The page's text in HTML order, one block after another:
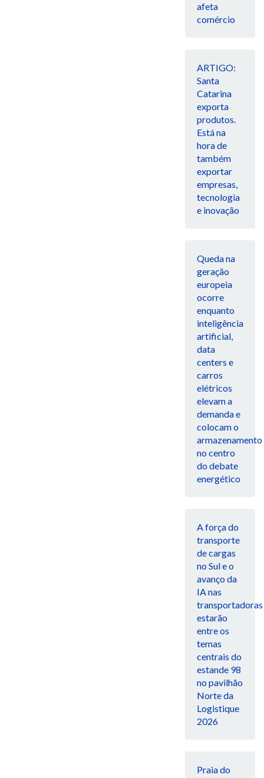
afeta
comércio
ARTIGO:
Santa
Catarina
exporta
produtos.
Está na
hora de
também
exportar
empresas,
tecnologia
e inovação
Queda na
geração
europeia
ocorre
enquanto
inteligência
artificial,
data
centers e
carros
elétricos
elevam a
demanda e
colocam o
armazenamento
no centro
do debate
energético
A força do
transporte
de cargas
no Sul e o
avanço da
IA nas
transportadoras
estarão
entre os
temas
centrais do
estande 98
no pavilhão
Norte da
Logistique
2026
Praia do